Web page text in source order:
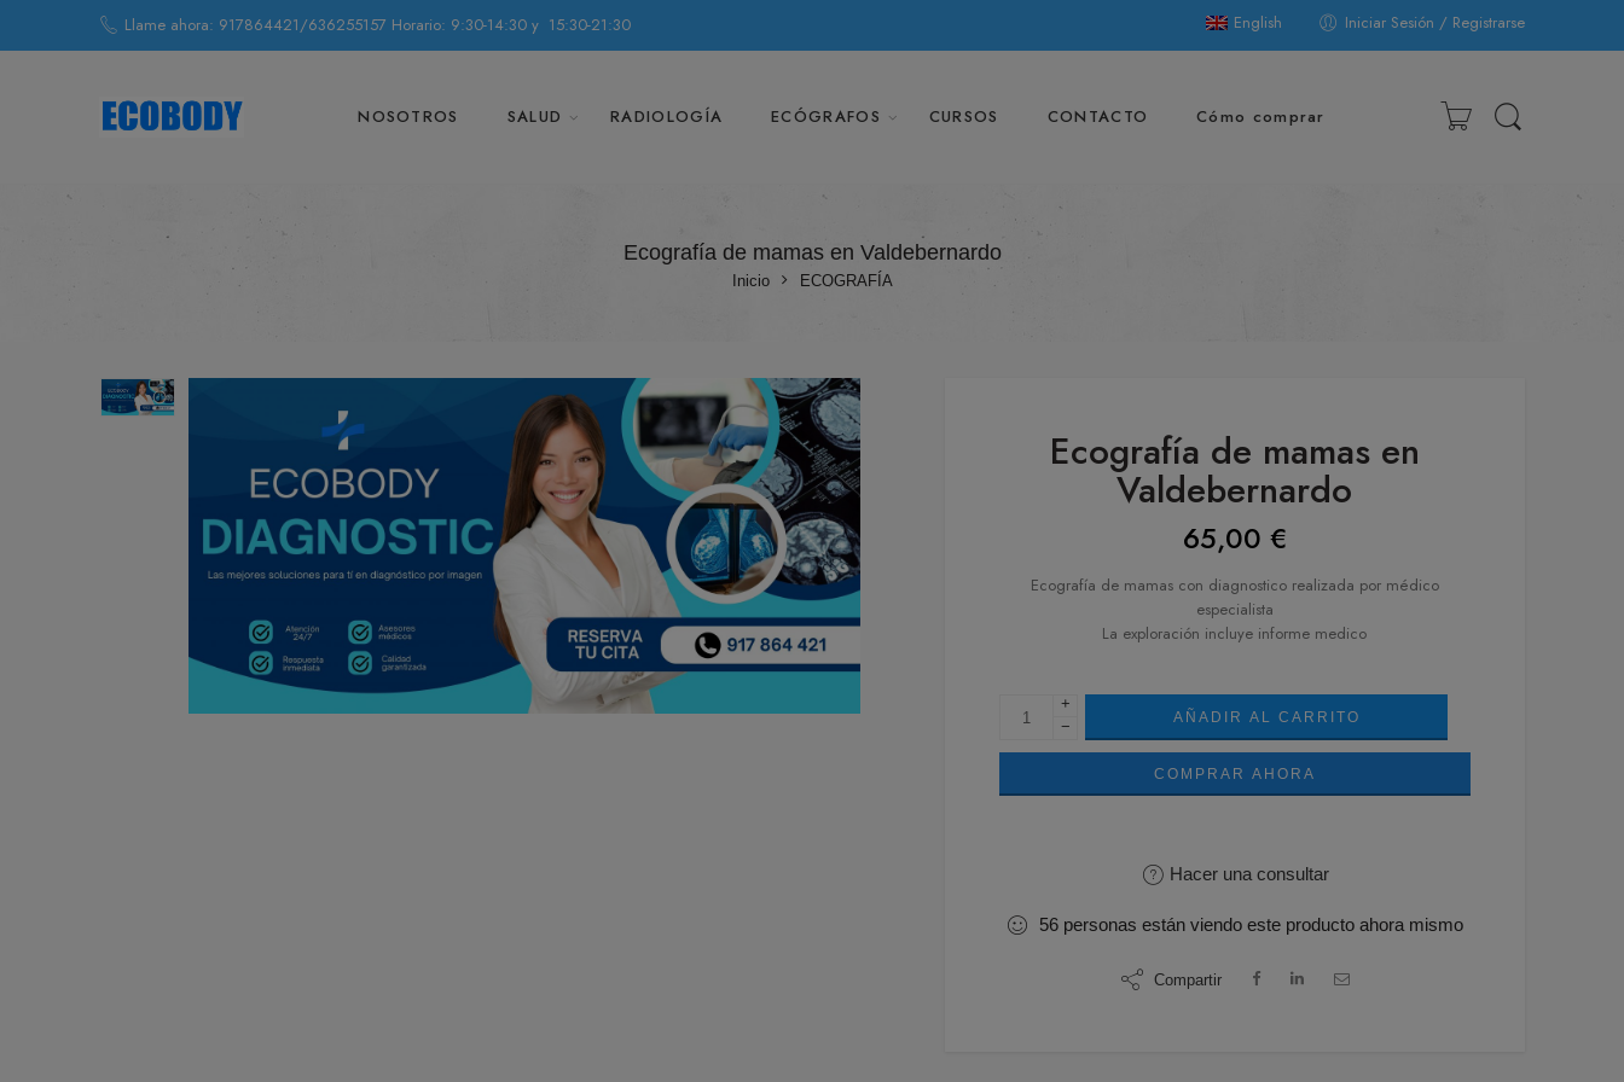
Llame ahora: 917864421/636255157 Horario: 9:30-14:30 y 15:30-21:30 English Iniciar Sesión / Registrarse
NOSOTROS SALUD RADIOLOGÍA ECÓGRAFOS CURSOS CONTACTO Cómo comprar
Ecografía de mamas en Valdebernardo
Inicio ECOGRAFÍA
Ecografía de mamas en
Valdebernardo
65,00 €
Ecografía de mamas con diagnostico realizada por médico
especialista
La exploración incluye informe medico
+
−
AÑADIR AL CARRITO
COMPRAR AHORA
Hacer una consultar
56 personas están viendo este producto ahora mismo
Compartir